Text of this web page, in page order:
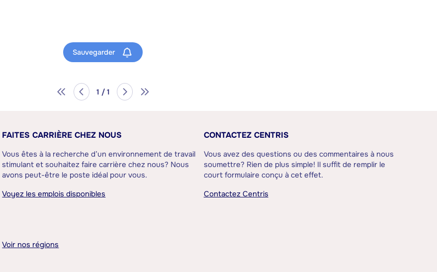
Sauvegarder
1 / 1
FAITES CARRIÈRE CHEZ NOUS
Vous êtes à la recherche d’un environnement de travail
stimulant et souhaitez faire carrière chez nous? Nous
avons peut-être le poste idéal pour vous.
Voyez les emplois disponibles
CONTACTEZ CENTRIS
Vous avez des questions ou des commentaires à nous
soumettre? Rien de plus simple! Il suffit de remplir le
court formulaire conçu à cet effet.
Contactez Centris
Voir nos régions